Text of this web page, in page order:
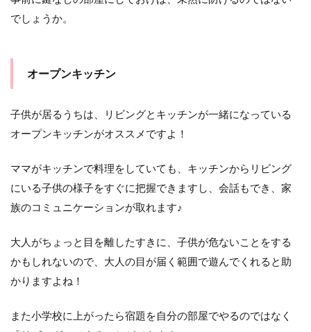
でしょうか。
オープンキッチン
子供が居るうちは、リビングとキッチンが一緒になっている
オープンキッチンがオススメですよ！
ママがキッチンで料理をしていても、キッチンからリビング
にいる子供の様子をすぐに把握できますし、会話もでき、家
族のコミュニケーションが取れます♪
大人がちょっと目を離したすきに、子供が危ないことをする
かもしれないので、大人の目が届く範囲で遊んでくれると助
かりますよね！
また小学校に上がったら宿題を自分の部屋でやるのではなく